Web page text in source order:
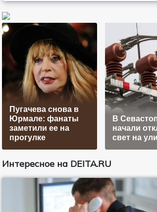
Пугачева снова в
Юрмале: фанаты
заметили ее на
прогулке
В
начали
свет на
Интересное на DEITA.RU